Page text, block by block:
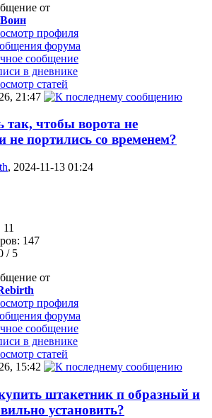
от
профиля
форума
сообщение
в дневнике
статей
21:47
так, чтобы ворота не
не портились со временем?
, 2024-11-13 01:24
147
/ 5
от
профиля
форума
сообщение
в дневнике
статей
15:42
штакетник п образный и
установить?